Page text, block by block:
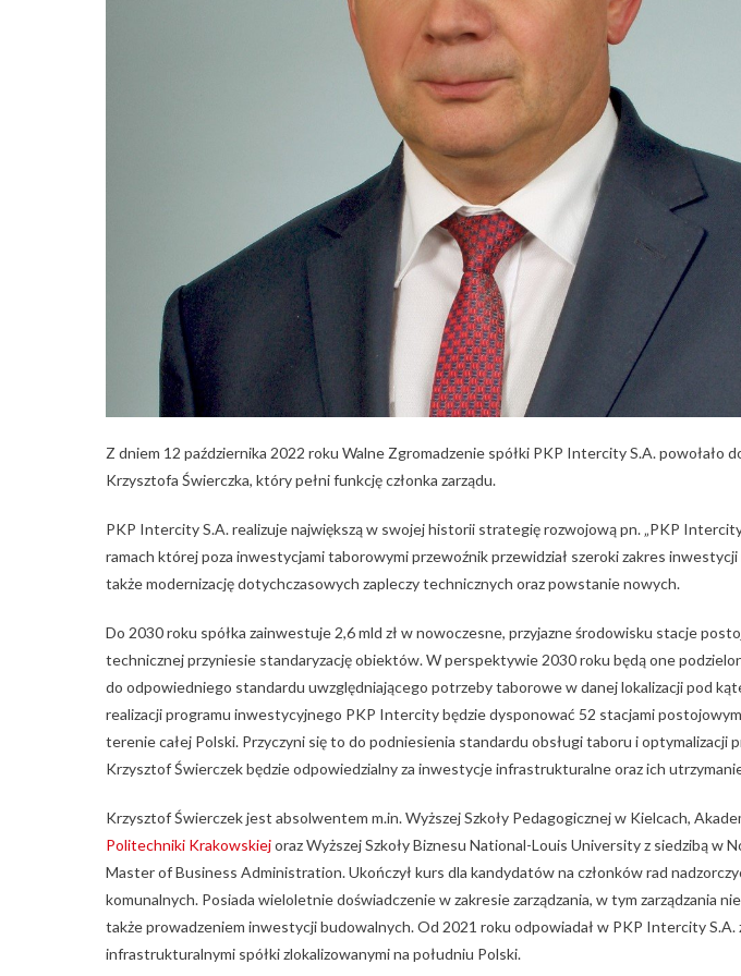
Z dniem 12 października 2022 roku Walne Zgromadzenie spółki PKP Intercity S.A. powołało
Krzysztofa Świerczka, który pełni funkcję członka zarządu.
PKP Intercity S.A. realizuje największą w swojej historii strategię rozwojową pn. „PKP
ramach której poza inwestycjami taborowymi przewoźnik przewidział szeroki zakres
także modernizację dotychczasowych zapleczy technicznych oraz powstanie nowych.
Do 2030 roku spółka zainwestuje 2,6 mld zł w nowoczesne, przyjazne środowisku stacje
technicznej przyniesie standaryzację obiektów. W perspektywie 2030 roku będą one
do odpowiedniego standardu uwzględniającego potrzeby taborowe w danej lokalizacji pod
realizacji programu inwestycyjnego PKP Intercity będzie dysponować 52 stacjami
terenie całej Polski. Przyczyni się to do podniesienia standardu obsługi taboru i optymalizacji
Krzysztof Świerczek będzie odpowiedzialny za inwestycje infrastrukturalne oraz ich
Krzysztof Świerczek jest absolwentem m.in. Wyższej Szkoły Pedagogicznej w Kielcach,
Politechniki Krakowskiejoraz Wyższej Szkoły Biznesu National-Louis University z siedzibą w
Master of Business Administration. Ukończył kurs dla kandydatów na członków rad
komunalnych. Posiada wieloletnie doświadczenie w zakresie zarządzania, w tym zarządzania
także prowadzeniem inwestycji budowalnych. Od 2021 roku odpowiadał w PKP Intercity S.A.
infrastrukturalnymi spółki zlokalizowanymi na południu Polski.